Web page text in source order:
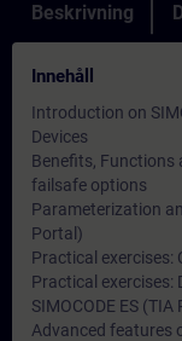
Beskrivning
Innehåll
Introduction on
Devices
Benefits, Functions
failsafe options
Parameterization
Portal)
Practical
Practical exercises:
SIMOCODE ES (TIA
Advanced features